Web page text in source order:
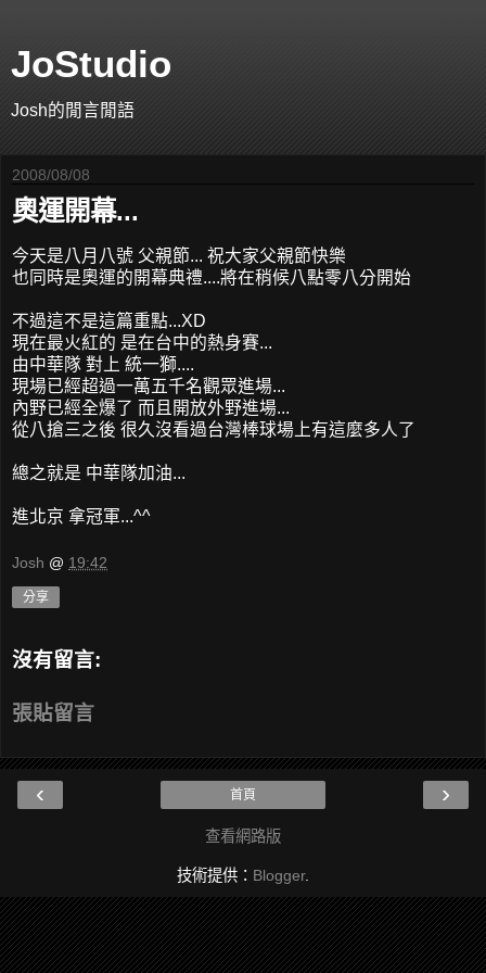
JoStudio
Josh的閒言閒語
2008/08/08
奧運開幕...
今天是八月八號 父親節... 祝大家父親節快樂
也同時是奧運的開幕典禮....將在稍候八點零八分開始
不過這不是這篇重點...XD
現在最火紅的 是在台中的熱身賽...
由中華隊 對上 統一獅....
現場已經超過一萬五千名觀眾進場...
內野已經全爆了 而且開放外野進場...
從八搶三之後 很久沒看過台灣棒球場上有這麼多人了
總之就是 中華隊加油...
進北京 拿冠軍...^^
Josh @ 19:42
分享
沒有留言:
張貼留言
‹ ›
首頁
查看網路版
技術提供： Blogger.